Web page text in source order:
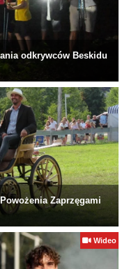
odkrywców Beskidu
Zaprzęgami
Wideo